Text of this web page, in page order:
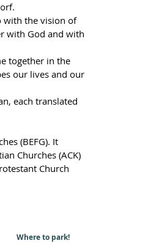
with the vision of
with God and with
together in the
our lives and our
each translated
(BEFG). It
Churches (ACK)
Church
Where to park!